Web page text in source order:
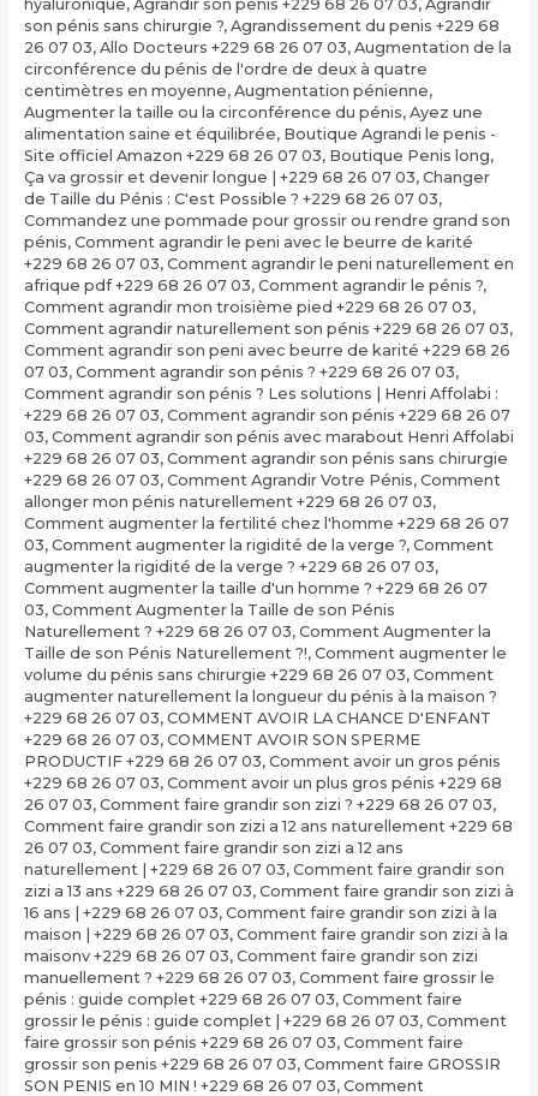
hyaluronique, Agrandir son pénis +229 68 26 07 03, Agrandir
son pénis sans chirurgie ?, Agrandissement du penis +229 68
26 07 03, Allo Docteurs +229 68 26 07 03, Augmentation de la
circonférence du pénis de l'ordre de deux à quatre
centimètres en moyenne, Augmentation pénienne,
Augmenter la taille ou la circonférence du pénis, Ayez une
alimentation saine et équilibrée, Boutique Agrandi le penis -
Site officiel Amazon +229 68 26 07 03, Boutique Penis long,
Ça va grossir et devenir longue | +229 68 26 07 03, Changer
de Taille du Pénis : C'est Possible ? +229 68 26 07 03,
Commandez une pommade pour grossir ou rendre grand son
pénis, Comment agrandir le peni avec le beurre de karité
+229 68 26 07 03, Comment agrandir le peni naturellement en
afrique pdf +229 68 26 07 03, Comment agrandir le pénis ?,
Comment agrandir mon troisième pied +229 68 26 07 03,
Comment agrandir naturellement son pénis +229 68 26 07 03,
Comment agrandir son peni avec beurre de karité +229 68 26
07 03, Comment agrandir son pénis ? +229 68 26 07 03,
Comment agrandir son pénis ? Les solutions | Henri Affolabi :
+229 68 26 07 03, Comment agrandir son pénis +229 68 26 07
03, Comment agrandir son pénis avec marabout Henri Affolabi
+229 68 26 07 03, Comment agrandir son pénis sans chirurgie
+229 68 26 07 03, Comment Agrandir Votre Pénis, Comment
allonger mon pénis naturellement +229 68 26 07 03,
Comment augmenter la fertilité chez l'homme +229 68 26 07
03, Comment augmenter la rigidité de la verge ?, Comment
augmenter la rigidité de la verge ? +229 68 26 07 03,
Comment augmenter la taille d'un homme ? +229 68 26 07
03, Comment Augmenter la Taille de son Pénis
Naturellement ? +229 68 26 07 03, Comment Augmenter la
Taille de son Pénis Naturellement ?!, Comment augmenter le
volume du pénis sans chirurgie +229 68 26 07 03, Comment
augmenter naturellement la longueur du pénis à la maison ?
+229 68 26 07 03, COMMENT AVOIR LA CHANCE D'ENFANT
+229 68 26 07 03, COMMENT AVOIR SON SPERME
PRODUCTIF +229 68 26 07 03, Comment avoir un gros pénis
+229 68 26 07 03, Comment avoir un plus gros pénis +229 68
26 07 03, Comment faire grandir son zizi ? +229 68 26 07 03,
Comment faire grandir son zizi a 12 ans naturellement +229 68
26 07 03, Comment faire grandir son zizi a 12 ans
naturellement | +229 68 26 07 03, Comment faire grandir son
zizi a 13 ans +229 68 26 07 03, Comment faire grandir son zizi à
16 ans | +229 68 26 07 03, Comment faire grandir son zizi à la
maison | +229 68 26 07 03, Comment faire grandir son zizi à la
maisonv +229 68 26 07 03, Comment faire grandir son zizi
manuellement ? +229 68 26 07 03, Comment faire grossir le
pénis : guide complet +229 68 26 07 03, Comment faire
grossir le pénis : guide complet | +229 68 26 07 03, Comment
faire grossir son pénis +229 68 26 07 03, Comment faire
grossir son penis +229 68 26 07 03, Comment faire GROSSIR
SON PENIS en 10 MIN ! +229 68 26 07 03, Comment